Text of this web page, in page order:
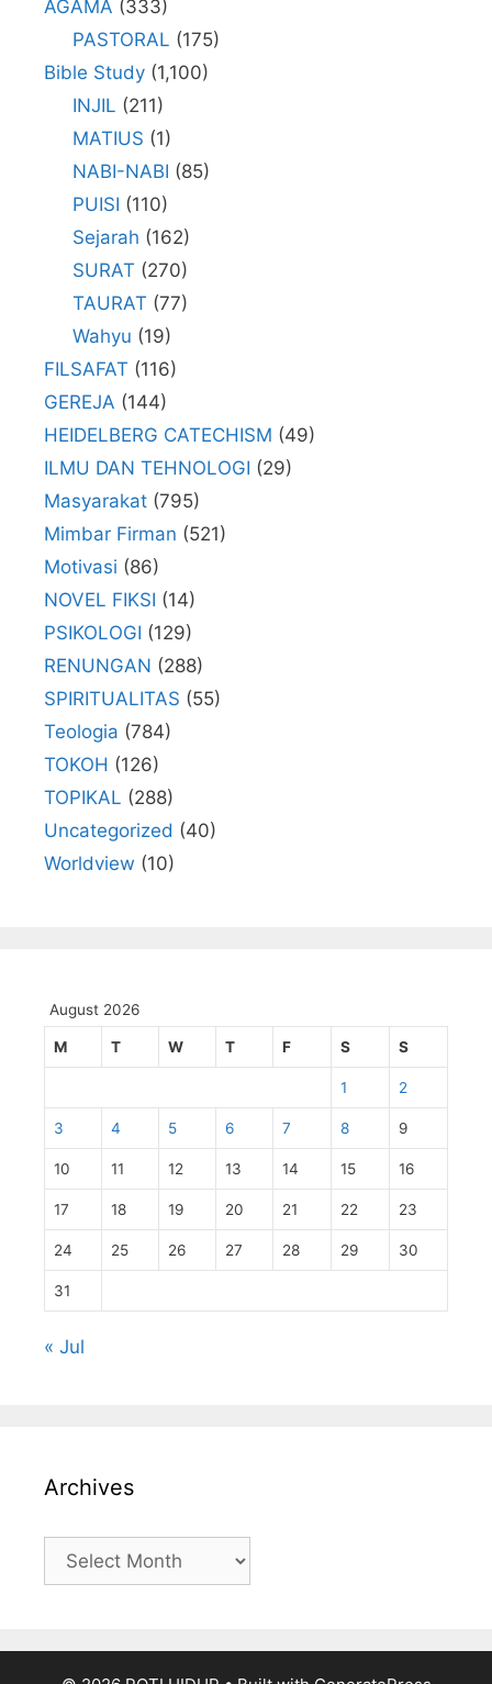
AGAMA (333)
PASTORAL (175)
Bible Study (1,100)
INJIL (211)
MATIUS (1)
NABI-NABI (85)
PUISI (110)
Sejarah (162)
SURAT (270)
TAURAT (77)
Wahyu (19)
FILSAFAT (116)
GEREJA (144)
HEIDELBERG CATECHISM (49)
ILMU DAN TEHNOLOGI (29)
Masyarakat (795)
Mimbar Firman (521)
Motivasi (86)
NOVEL FIKSI (14)
PSIKOLOGI (129)
RENUNGAN (288)
SPIRITUALITAS (55)
Teologia (784)
TOKOH (126)
TOPIKAL (288)
Uncategorized (40)
Worldview (10)
August 2026
M T W T F S S
1 2
3 4 5 6 7 8 9
10 11 12 13 14 15 16
17 18 19 20 21 22 23
24 25 26 27 28 29 30
31
« Jul
Archives
Archives